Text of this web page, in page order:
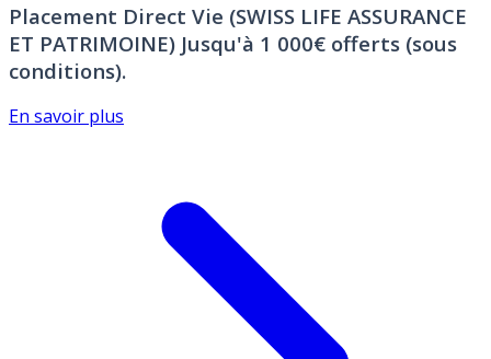
Placement Direct Vie (SWISS LIFE ASSURANCE
ET PATRIMOINE) Jusqu'à 1 000€ offerts (sous
conditions).
En savoir plus